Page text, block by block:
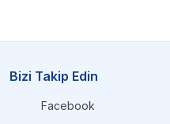
Bizi Takip Edin
Facebook